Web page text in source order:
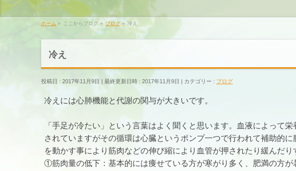
ホーム » ここからブログ » ブログ» 冷え
冷え
投稿日 : 2017年11月9日 最終更新日時 : 2017年11月9日 カテゴリー : ブログ
冷えには心肺機能と代謝の関与が大きいです。
「手足が冷たい」という言葉はよく聞くと思います。血液によって
されていますがその循環は心臓というポンプ一つで行われて補助的
を動かす事により筋肉などの伸び縮により血管が押されたり緩んだり
①筋肉量の低下：基本的には痩せている方が寒がり多く、肥満の方